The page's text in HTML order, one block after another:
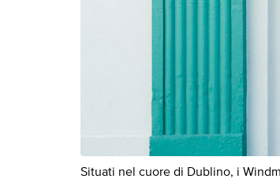
Situati nel cuore di Dublino, i